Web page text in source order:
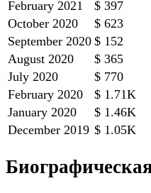
February 2021
$ 397
October 2020
$ 623
September 2020 $ 152
August 2020
$ 365
July 2020
$ 770
February 2020
$ 1.71K
January 2020
$ 1.46K
December 2019 $ 1.05K